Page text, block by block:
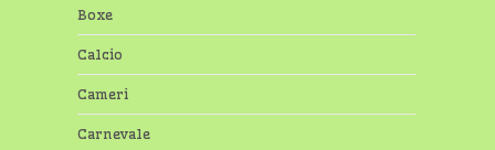
Boxe
Calcio
Cameri
Carnevale